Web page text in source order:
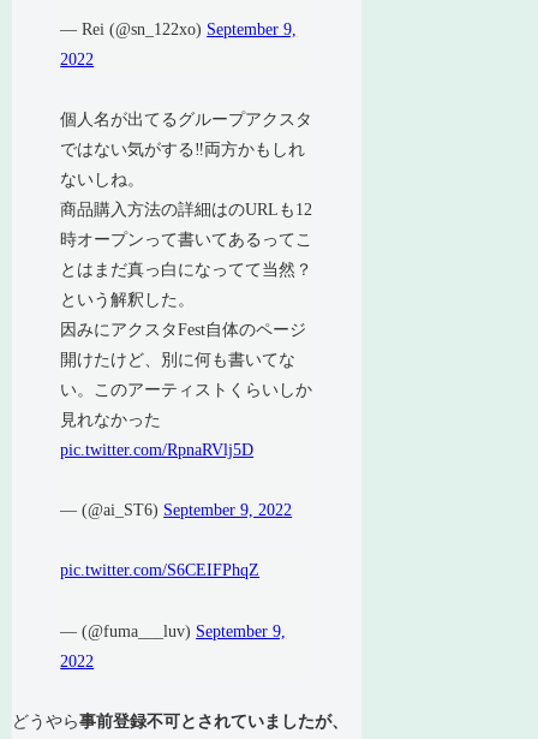
— Rei (@sn_122xo) September 9,
2022
個人名が出てるグループアクスタ
ではない気がする‼️両方かもしれ
ないしね。
商品購入方法の詳細はのURLも12
時オープンって書いてあるってこ
とはまだ真っ白になってて当然？
という解釈した。
因みにアクスタFest自体のページ
開けたけど、別に何も書いてな
い。このアーティストくらいしか
見れなかった
pic.twitter.com/RpnaRVlj5D
— (@ai_ST6) September 9, 2022
pic.twitter.com/S6CEIFPhqZ
— (@fuma___luv) September 9,
2022
どうやら事前登録不可とされていましたが、